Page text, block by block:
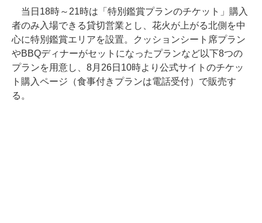
当日18時～21時は「特別鑑賞プランのチケット」購入
者のみ入場できる貸切営業とし、花火が上がる北側を中
心に特別鑑賞エリアを設置。クッションシート席プラン
やBBQディナーがセットになったプランなど以下8つの
プランを用意し、8月26日10時より公式サイトのチケッ
ト購入ページ（食事付きプランは電話受付）で販売す
る。